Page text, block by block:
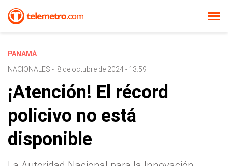
PANAMÁ
NACIONALES - 8 de octubre de 2024 - 13:59
¡Atención! El récord
policivo no está
disponible